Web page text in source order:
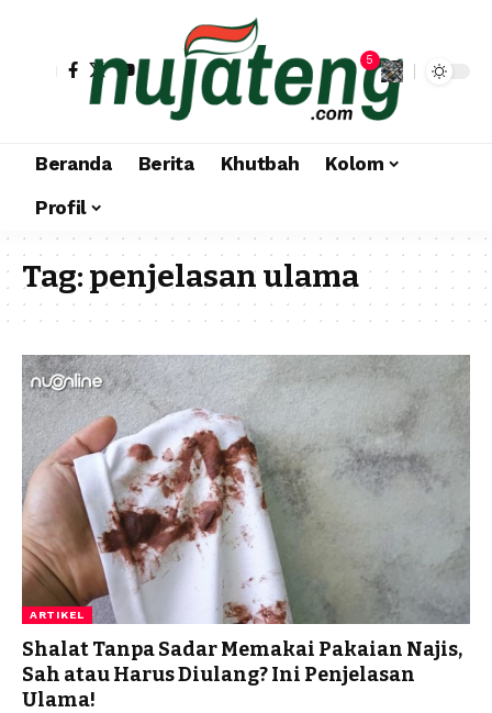
5
Beranda Berita Khutbah
Kolom
Profil
Tag:penjelasan ulama
ARTIKEL
Shalat Tanpa Sadar Memakai Pakaian Najis,
Sah atau Harus Diulang? Ini Penjelasan
Ulama!